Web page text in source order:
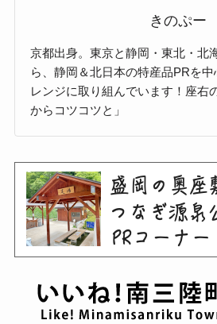
きのぷー
京都出身。東京と静岡・東北・北
ら、静岡＆北日本の特産品PRを
レンジに取り組んでいます！座右
からコツコツと」